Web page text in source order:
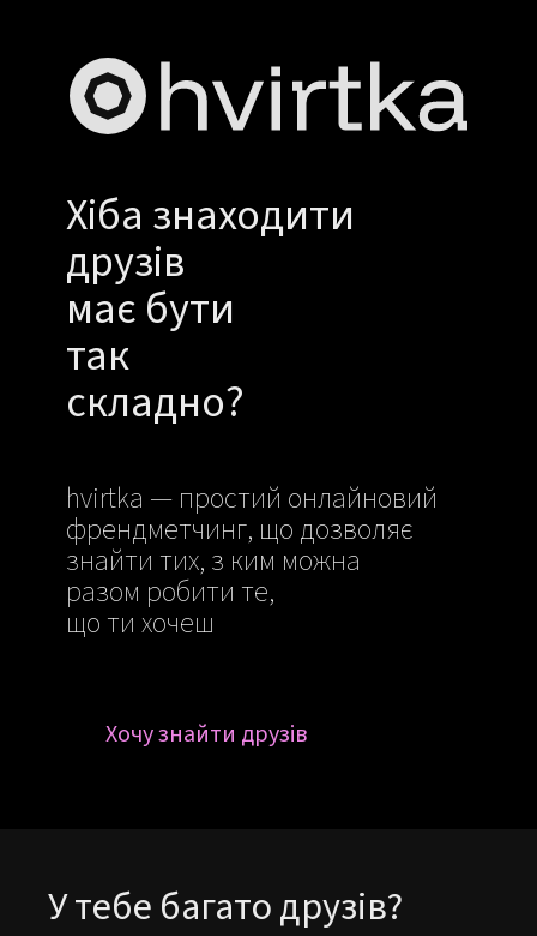
Хіба знаходити
друзів
має бути
так
складно?
hvirtka — простий онлайновий
френдметчинг, що дозволяє
знайти тих, з ким можна
разом робити те,
що ти хочеш
Хочу знайти друзів
У тебе багато друзів?